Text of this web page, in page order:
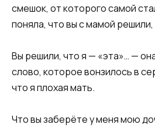
смешок, от которого самой
поняла, что вы с мамой решили,
Вы решили, что я — «эта»… —
слово, которое вонзилось в
что я плохая мать.
Что вы заберёте у меня мою